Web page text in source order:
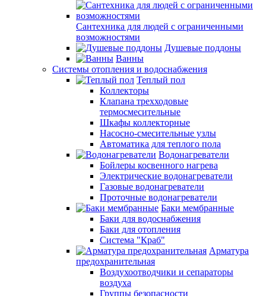
Сантехника для людей с ограниченными
возможностями
Душевые поддоны
Ванны
Системы отопления и водоснабжения
Теплый пол
Коллекторы
Клапана трехходовые
термосмесительные
Шкафы коллекторные
Насосно-смесительные узлы
Автоматика для теплого пола
Водонагреватели
Бойлеры косвенного нагрева
Электрические водонагреватели
Газовые водонагреватели
Проточные водонагреватели
Баки мембранные
Баки для водоснабжения
Баки для отопления
Система "Краб"
Арматура
предохранительная
Воздухоотводчики и сепараторы
воздуха
Группы безопасности